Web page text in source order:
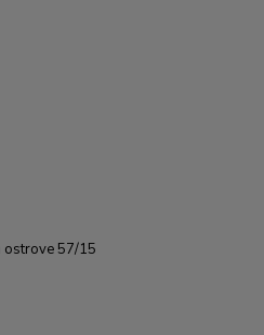
ostrove 57/15